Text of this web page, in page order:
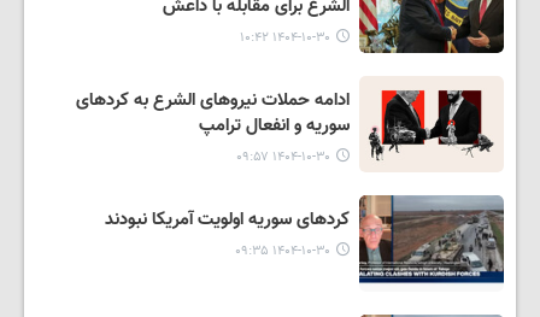
۱۴۰۴-۱۰-۳۰ ۱۰:۴۲
ادامه حملات نیروهای الشرع به کردهای
سوریه و انفعال ترامپ
۱۴۰۴-۱۰-۳۰ ۰۹:۵۷
کردهای سوریه اولویت آمریکا نبودند
۱۴۰۴-۱۰-۳۰ ۰۹:۳۵